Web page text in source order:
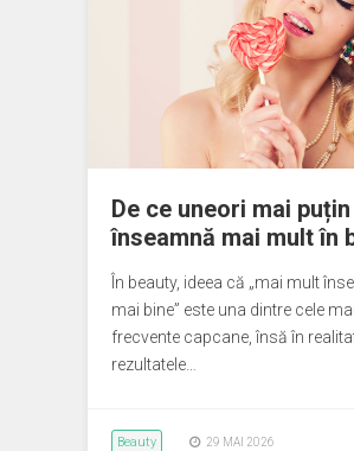
De ce uneori mai puțin
înseamnă mai mult în
În beauty, ideea că „mai mult
mai bine” este una dintre cele mai
frecvente capcane, însă în
rezultatele…
Beauty 29 MAI 2026